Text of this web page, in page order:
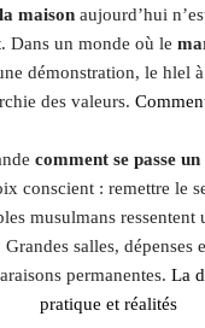
maisonaujourd’hui
Dans un monde où le
démonstration, le hlel
des valeurs.
comment se passe
conscient : remettre le
musulmans ressentent
salles, dépenses
permanentes. La
pratique et réalités